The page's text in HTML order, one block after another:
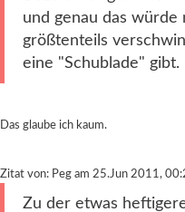
und genau das würde
größtenteils
eine "Schublade" gibt.
Das glaube ich kaum.
Zitat von: Peg am 25.Jun 2011,
Zu der etwas